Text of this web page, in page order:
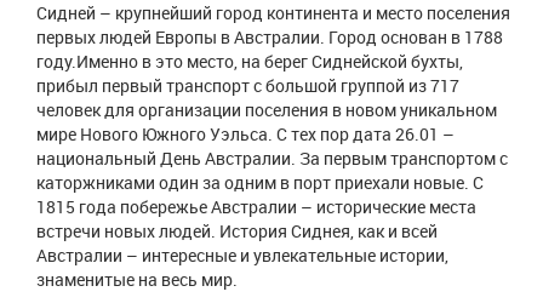
Сидней – крупнейший город континента и место поселения
первых людей Европы в Австралии. Город основан в 1788
году.Именно в это место, на берег Сиднейской бухты,
прибыл первый транспорт с большой группой из 717
человек для организации поселения в новом уникальном
мире Нового Южного Уэльса. С тех пор дата 26.01 –
национальный День Австралии. За первым транспортом с
каторжниками один за одним в порт приехали новые. С
1815 года побережье Австралии – исторические места
встречи новых людей. История Сиднея, как и всей
Австралии – интересные и увлекательные истории,
знаменитые на весь мир.